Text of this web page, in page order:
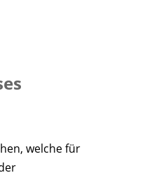
welche für